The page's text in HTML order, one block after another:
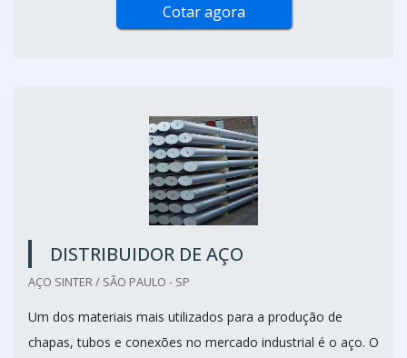
Cotar agora
DISTRIBUIDOR DE AÇO
AÇO SINTER / SÃO PAULO - SP
Um dos materiais mais utilizados para a produção de
chapas, tubos e conexões no mercado industrial é o aço. O